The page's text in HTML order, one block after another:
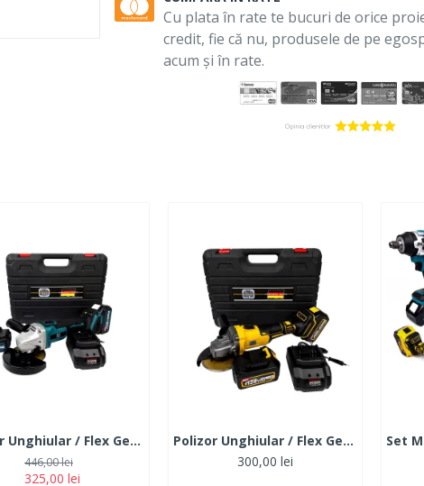
Cu plata în rate te bucuri de orice
credit, fie că nu, produsele de pe
acum și în rate.
Polizor Unghiular / Flex German Meister, 2 Acumulatori, 128V, 6Ah, Albastru
325,00 lei
446,00 lei
Polizor Unghiular / Flex German Meister, 2 Acumulatori, 128V, 6Ah, Galben
300,00 lei